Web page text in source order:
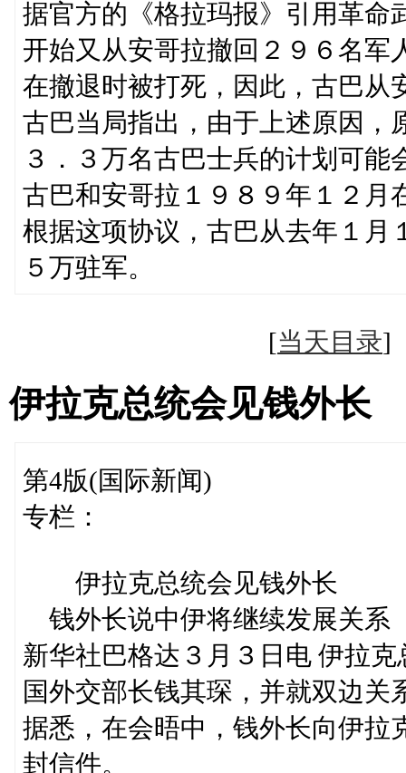
据官方的《格拉玛报》引用革命
开始又从安哥拉撤回２９６名军
在撤退时被打死，因此，古巴从
古巴当局指出，由于上述原因，
３．３万名古巴士兵的计划可能
古巴和安哥拉１９８９年１２月
根据这项协议，古巴从去年１月
５万驻军。
[当天目录
伊拉克总统会见钱外长
第4版(国际新闻)
专栏：
伊拉克总统会见钱外长
钱外长说中伊将继续发展关系
新华社巴格达３月３日电 伊拉
国外交部长钱其琛，并就双边
据悉，在会晤中，钱外长向伊拉
封信件。